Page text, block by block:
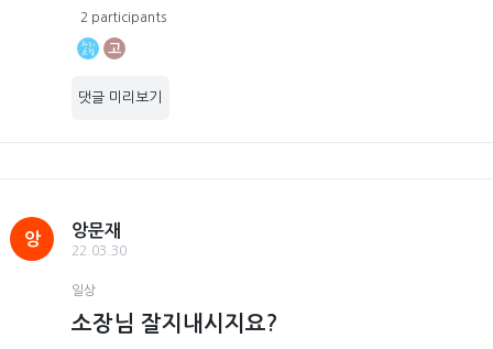
2 participants
고
댓글 미리보기
앙
앙문재
22.03.30
일상
소장님 잘지내시지요?